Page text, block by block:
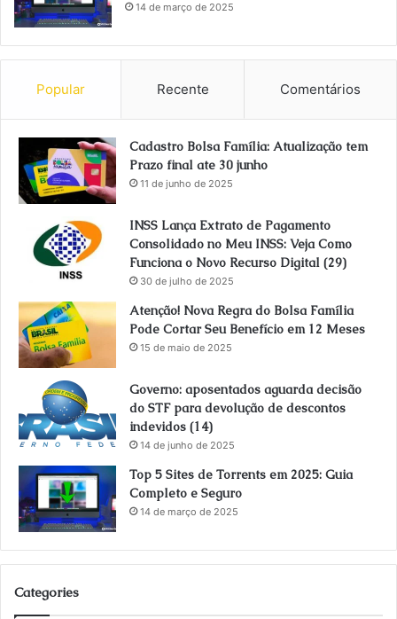
14 de março de 2025
Popular Recente Comentários
Cadastro Bolsa Família: Atualização tem
Prazo final ate 30 junho
11 de junho de 2025
INSS Lança Extrato de Pagamento
Consolidado no Meu INSS: Veja Como
Funciona o Novo Recurso Digital (29)
30 de julho de 2025
Atenção! Nova Regra do Bolsa Família
Pode Cortar Seu Benefício em 12 Meses
15 de maio de 2025
Governo: aposentados aguarda decisão
do STF para devolução de descontos
indevidos (14)
14 de junho de 2025
Top 5 Sites de Torrents em 2025: Guia
Completo e Seguro
14 de março de 2025
Categories